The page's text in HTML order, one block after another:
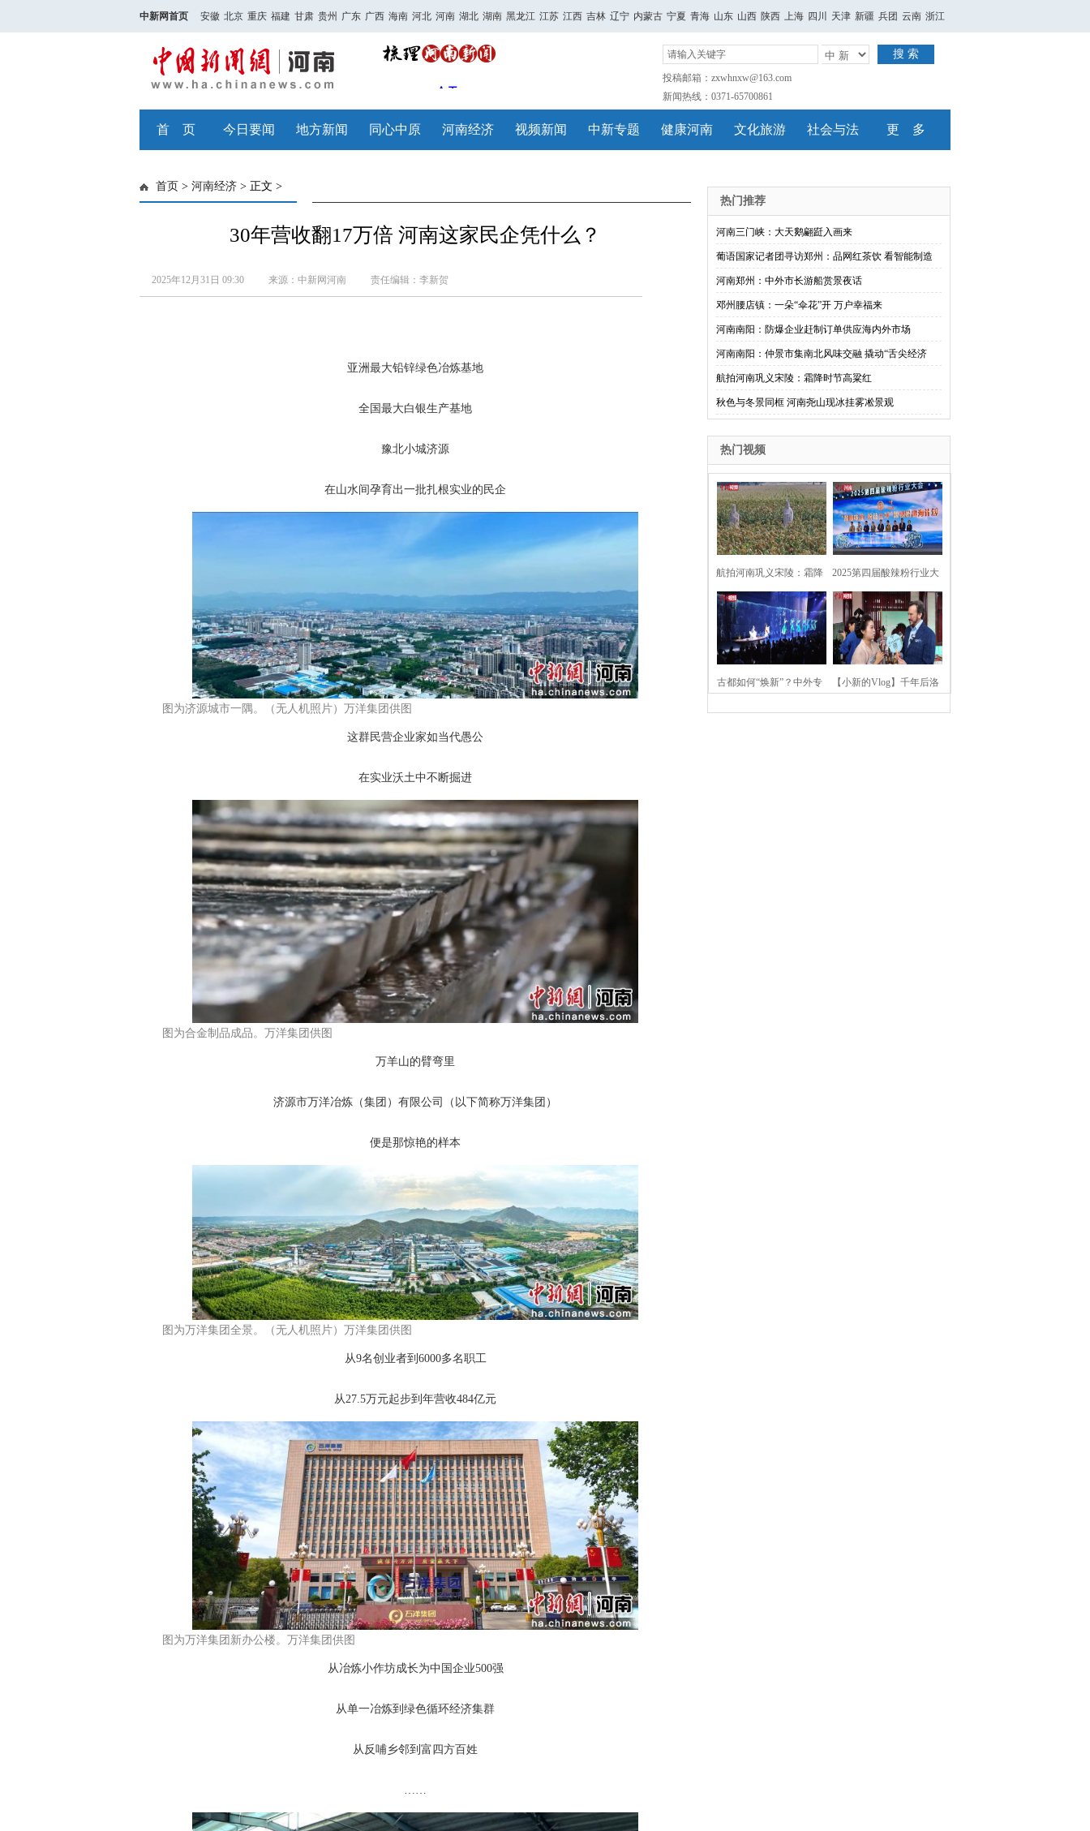
中新网首页 安徽 北京 重庆 福建 甘肃 贵州 广东 广西 海南 河北 河南 湖北 湖南 黑龙江 江苏 江西 吉林 辽宁 内蒙古 宁夏 青海 山东 山西 陕西 上海 四川 天津 新疆 兵团 云南 浙江
搜 索
投稿邮箱：zxwhnxw@163.com
新闻热线：0371-65700861
首 页 今日要闻 地方新闻 同心中原 河南经济 视频新闻 中新专题 健康河南 文化旅游 社会与法 更 多
首页 > 河南经济 > 正文 >
30年营收翻17万倍 河南这家民企凭什么？
2025年12月31日 09:30 来源：中新网河南 责任编辑：李新贺
亚洲最大铅锌绿色冶炼基地
全国最大白银生产基地
豫北小城济源
在山水间孕育出一批扎根实业的民企
图为济源城市一隅。（无人机照片）万洋集团供图
这群民营企业家如当代愚公
在实业沃土中不断掘进
图为合金制品成品。万洋集团供图
万羊山的臂弯里
济源市万洋冶炼（集团）有限公司（以下简称万洋集团）
便是那惊艳的样本
图为万洋集团全景。（无人机照片）万洋集团供图
从9名创业者到6000多名职工
从27.5万元起步到年营收484亿元
图为万洋集团新办公楼。万洋集团供图
从冶炼小作坊成长为中国企业500强
从单一冶炼到绿色循环经济集群
从反哺乡邻到富四方百姓
……
热门推荐
河南三门峡：大天鹅翩跹入画来
葡语国家记者团寻访郑州：品网红茶饮 看智能制造
河南郑州：中外市长游船赏景夜话
邓州腰店镇：一朵“伞花”开 万户幸福来
河南南阳：防爆企业赶制订单供应海内外市场
河南南阳：仲景市集南北风味交融 撬动“舌尖经济
航拍河南巩义宋陵：霜降时节高粱红
秋色与冬景同框 河南尧山现冰挂雾凇景观
热门视频
航拍河南巩义宋陵：霜降
时节高粱红
2025第四届酸辣粉行业大
会在河南开封举行
古都如何“焕新”？中外专 【小新的Vlog】千年后洛